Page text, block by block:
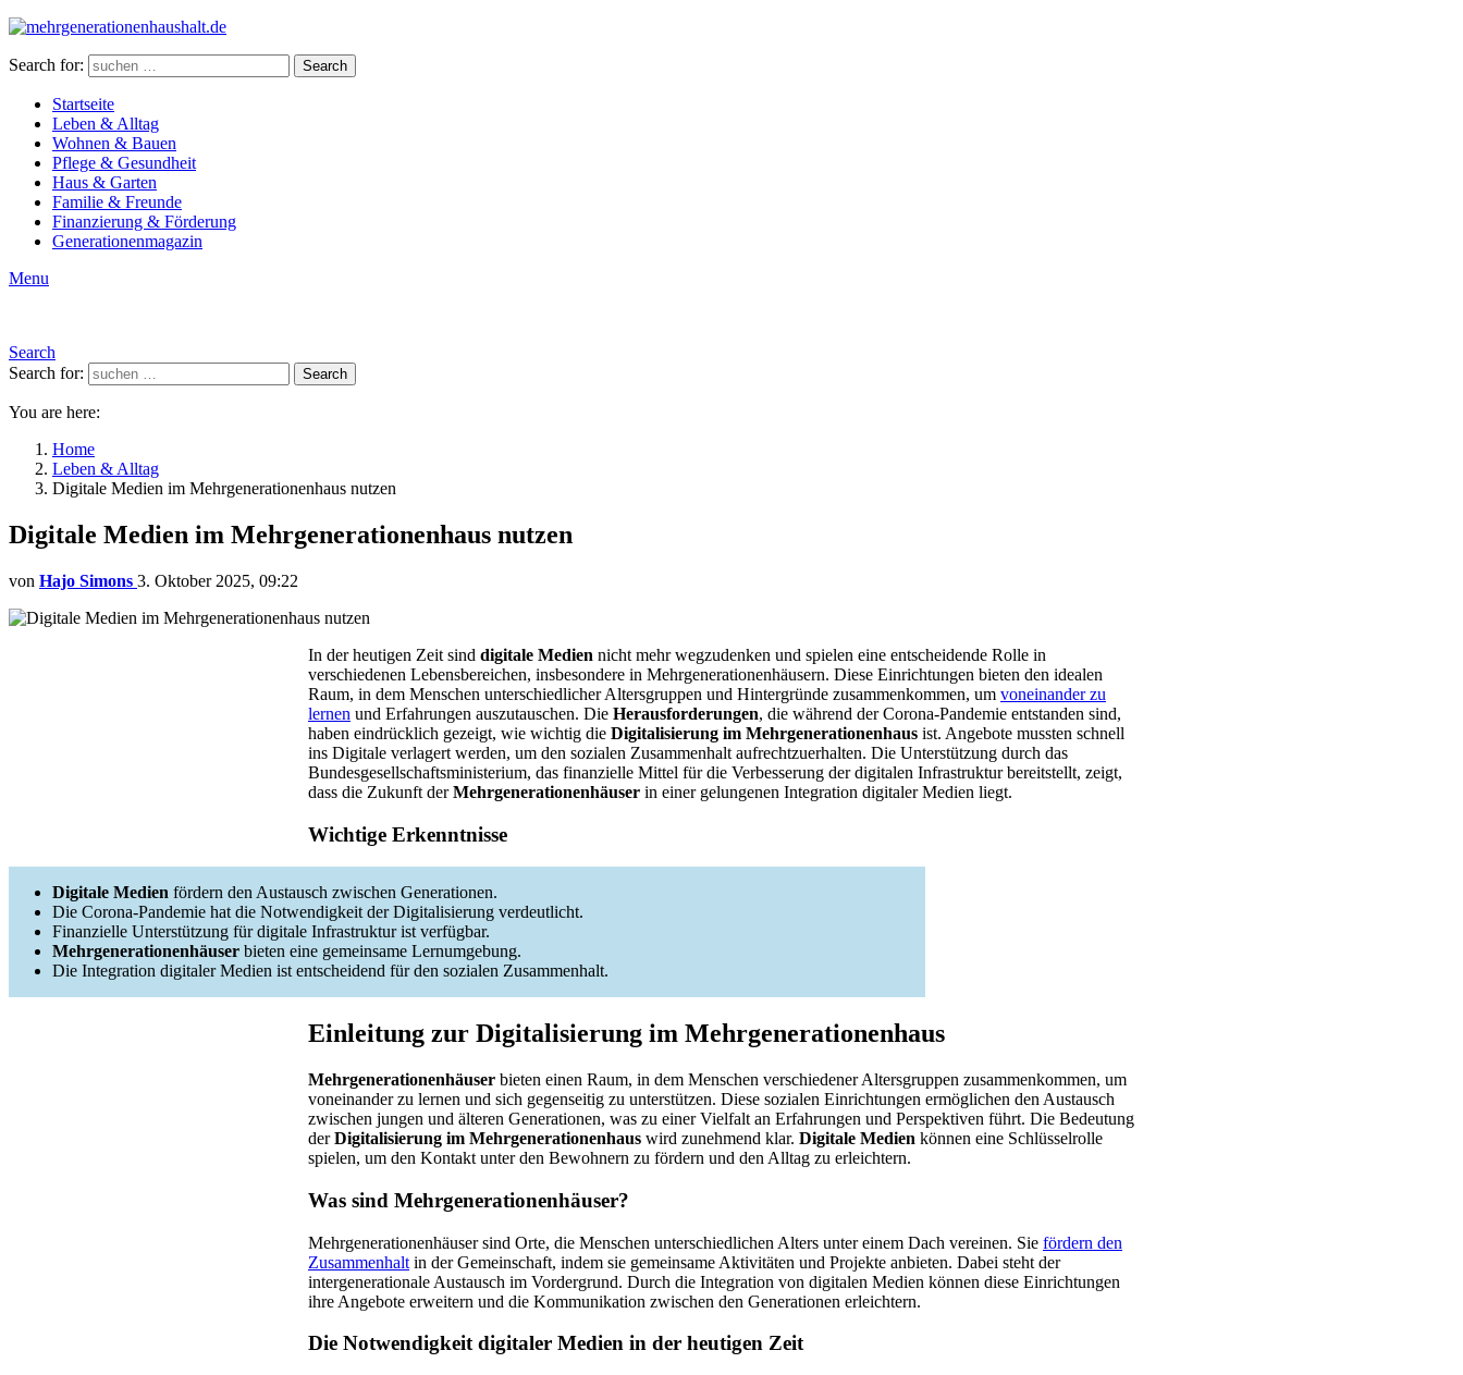
Search for: Search
Startseite
Leben & Alltag
Wohnen & Bauen
Pflege & Gesundheit
Haus & Garten
Familie & Freunde
Finanzierung & Förderung
Generationenmagazin
Menu
Search
Search for:
Search
You are here:
Home
Leben & Alltag
Digitale Medien im Mehrgenerationenhaus nutzen
Digitale Medien im Mehrgenerationenhaus nutzen
von Hajo Simons 3. Oktober 2025, 09:22
In der heutigen Zeit sind digitale Medien nicht mehr wegzudenken und spielen eine entscheidende Rolle in
verschiedenen Lebensbereichen, insbesondere in Mehrgenerationenhäusern. Diese Einrichtungen bieten den idealen
Raum, in dem Menschen unterschiedlicher Altersgruppen und Hintergründe zusammenkommen, um voneinander zu
lernen und Erfahrungen auszutauschen. Die Herausforderungen, die während der Corona-Pandemie entstanden sind,
haben eindrücklich gezeigt, wie wichtig die Digitalisierung im Mehrgenerationenhaus ist. Angebote mussten schnell
ins Digitale verlagert werden, um den sozialen Zusammenhalt aufrechtzuerhalten. Die Unterstützung durch das
Bundesgesellschaftsministerium, das finanzielle Mittel für die Verbesserung der digitalen Infrastruktur bereitstellt, zeigt,
dass die Zukunft derMehrgenerationenhäuser in einer gelungenen Integration digitaler Medien liegt.
Wichtige Erkenntnisse
Digitale Medien fördern den Austausch zwischen Generationen.
Die Corona-Pandemie hat die Notwendigkeit der Digitalisierung verdeutlicht.
Finanzielle Unterstützung für digitale Infrastruktur ist verfügbar.
Mehrgenerationenhäuser bieten eine gemeinsame Lernumgebung.
Die Integration digitaler Medien ist entscheidend für den sozialen Zusammenhalt.
Einleitung zur Digitalisierung im Mehrgenerationenhaus
Mehrgenerationenhäuser bieten einen Raum, in dem Menschen verschiedener Altersgruppen zusammenkommen, um
voneinander zu lernen und sich gegenseitig zu unterstützen. Diese sozialen Einrichtungen ermöglichen den Austausch
zwischen jungen und älteren Generationen, was zu einer Vielfalt an Erfahrungen und Perspektiven führt. Die Bedeutung
derDigitalisierung im Mehrgenerationenhaus wird zunehmend klar. Digitale Medien können eine Schlüsselrolle
spielen, um den Kontakt unter den Bewohnern zu fördern und den Alltag zu erleichtern.
Was sind Mehrgenerationenhäuser?
Mehrgenerationenhäuser sind Orte, die Menschen unterschiedlichen Alters unter einem Dach vereinen. Sie fördern den
Zusammenhalt in der Gemeinschaft, indem sie gemeinsame Aktivitäten und Projekte anbieten. Dabei steht der
intergenerationale Austausch im Vordergrund. Durch die Integration von digitalen Medien können diese Einrichtungen
ihre Angebote erweitern und die Kommunikation zwischen den Generationen erleichtern.
Die Notwendigkeit digitaler Medien in der heutigen Zeit